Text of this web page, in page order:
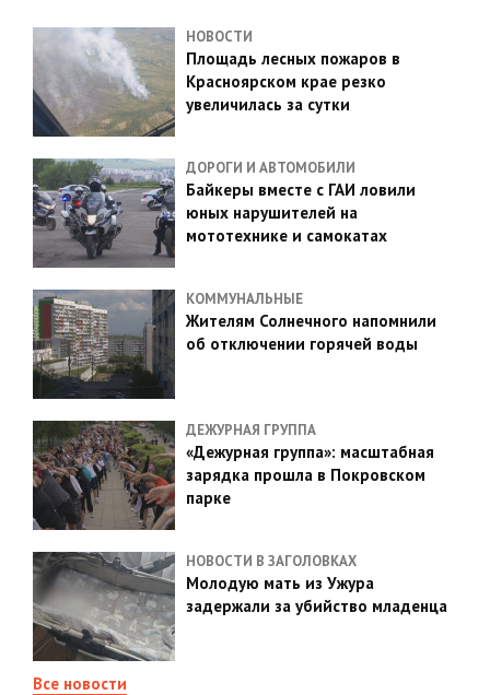
НОВОСТИ
Площадь лесных пожаров в
Красноярском крае резко
увеличилась за сутки
ДОРОГИ И АВТОМОБИЛИ
Байкеры вместе с ГАИ ловили
юных нарушителей на
мототехнике и самокатах
КОММУНАЛЬНЫЕ
Жителям Солнечного напомнили
об отключении горячей воды
ДЕЖУРНАЯ ГРУППА
«Дежурная группа»: масштабная
зарядка прошла в Покровском
парке
НОВОСТИ В ЗАГОЛОВКАХ
Молодую мать из Ужура
задержали за убийство младенца
Все новости